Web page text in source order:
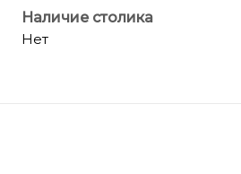
Наличие столика
Нет